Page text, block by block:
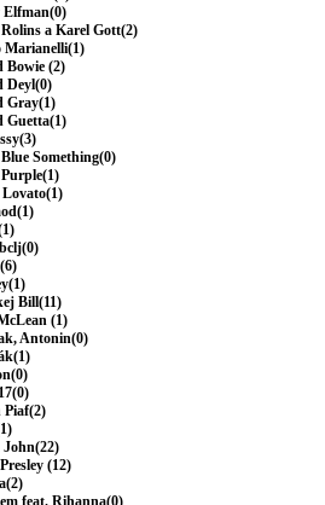
Elfman(0)
a Karel Gott(2)
Marianelli(1)
Bowie (2)
Deyl(0)
Gray(1)
Guetta(1)
Something(0)
Bill(11)
(1)
Antonin(0)
Piaf(2)
(12)
feat. Rihanna(0)